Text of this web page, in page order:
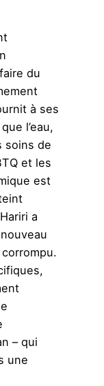
du
à ses
l’eau,
soins de
et les
est
a
– qui
une